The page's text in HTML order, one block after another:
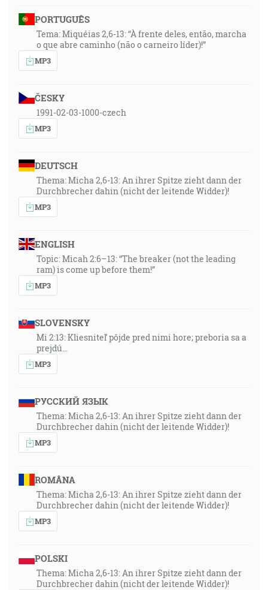
PORTUGUÊS
Tema: Miquéias 2,6-13: “À frente deles, então, marcha
o que abre caminho (não o carneiro líder)!”
MP3
ČESKY
1991-02-03-1000-czech
MP3
DEUTSCH
Thema: Micha 2,6-13: An ihrer Spitze zieht dann der
Durchbrecher dahin (nicht der leitende Widder)!
MP3
ENGLISH
Topic: Micah 2:6–13: “The breaker (not the leading
ram) is come up before them!”
MP3
SLOVENSKY
Mi 2:13: Kliesniteľ pôjde pred nimi hore; preboria sa a
prejdú…
MP3
РУССКИЙ ЯЗЫК
Thema: Micha 2,6-13: An ihrer Spitze zieht dann der
Durchbrecher dahin (nicht der leitende Widder)!
MP3
ROMÂNA
Thema: Micha 2,6-13: An ihrer Spitze zieht dann der
Durchbrecher dahin (nicht der leitende Widder)!
MP3
POLSKI
Thema: Micha 2,6-13: An ihrer Spitze zieht dann der
Durchbrecher dahin (nicht der leitende Widder)!